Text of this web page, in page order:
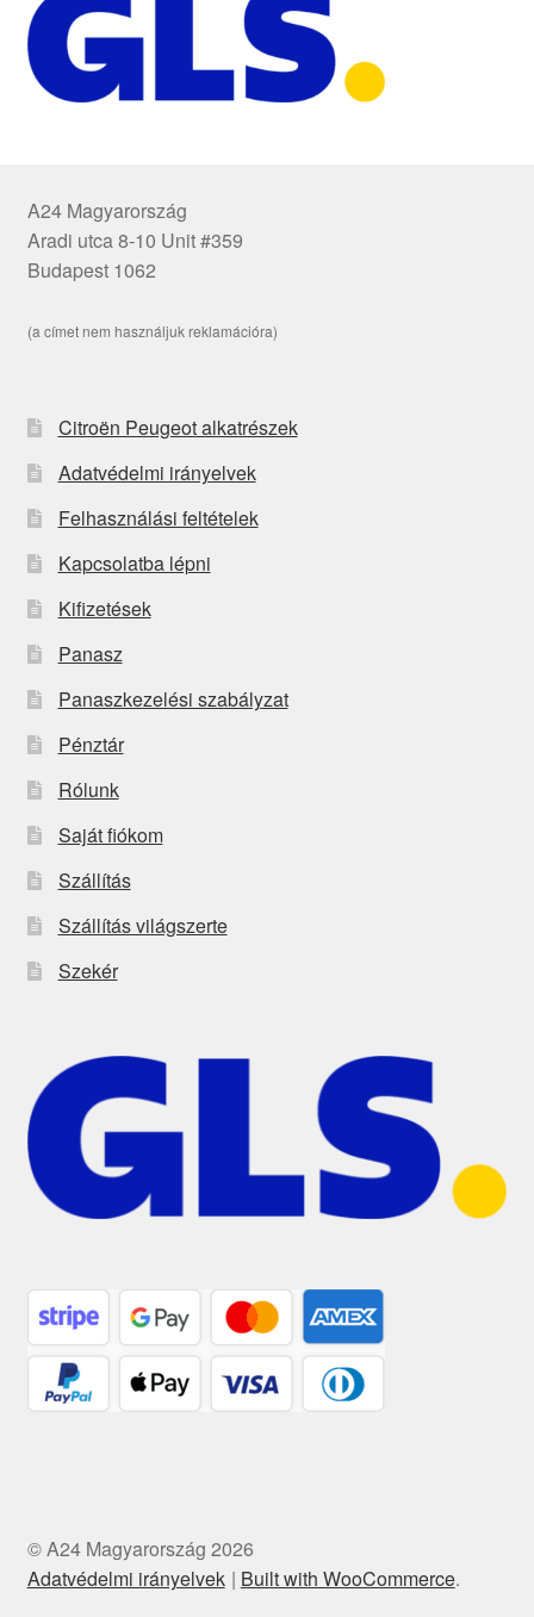
A24 Magyarország
Aradi utca 8-10 Unit #359
Budapest 1062
(a címet nem használjuk reklamációra)
Citroën Peugeot alkatrészek
Adatvédelmi irányelvek
Felhasználási feltételek
Kapcsolatba lépni
Kifizetések
Panasz
Panaszkezelési szabályzat
Pénztár
Rólunk
Saját fiókom
Szállítás
Szállítás világszerte
Szekér
© A24 Magyarország 2026
Adatvédelmi irányelvek
Built with WooCommerce.